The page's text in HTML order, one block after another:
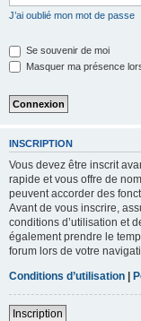
J’ai oublié mon mot de passe
Se souvenir de moi
Masquer ma présence
INSCRIPTION
Vous devez être inscrit
rapide et vous offre de
peuvent accorder des
Avant de vous inscrire,
conditions d’utilisation et
également prendre le
forum lors de votre
Conditions d’utilisation |
Inscription